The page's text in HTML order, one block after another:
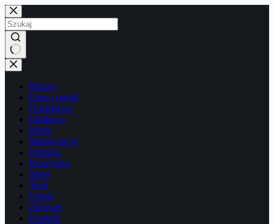
Przejdź
do
treści
Brak
wyników
Biznes
Dom i ogród
Doradztwo
Edukacja
Moda
Motoryzacja
Podróże
Rozrywka
Sport
Tech
Uroda
Zdrowie
Kontakt